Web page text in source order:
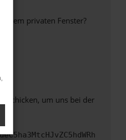
privaten Fenster?
schicken, um uns bei der